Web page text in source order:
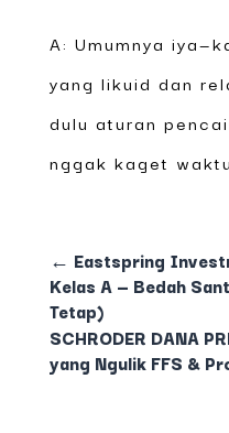
A: Umumnya
yang likuid dan
dulu aturan
nggak kaget
← Eastspring
Kelas A — Bedah
Tetap)
SCHRODER DANA
yang Ngulik FFS &